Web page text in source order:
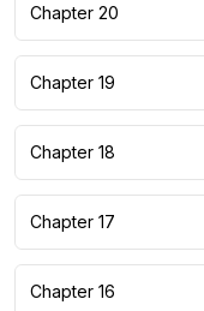
Chapter 20
Chapter 19
Chapter 18
Chapter 17
Chapter 16